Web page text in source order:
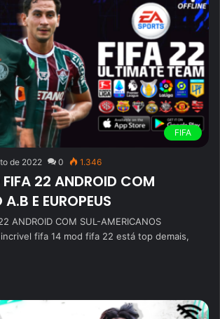
FIFA
de 2022 0 1.346
22 ANDROID COM
E EUROPEUS
ANDROID COM SUL-AMERICANOS
incrivel fifa 14 mod fifa 22 está top demais,